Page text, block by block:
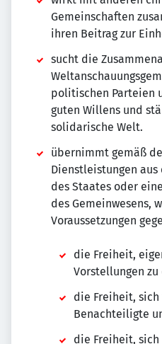
Gemeinschaften
ihren Beitrag zur
sucht die
politischen Parteien
guten Willens und
solidarische Welt.
übernimmt gemäß
Dienstleistungen
des Staates oder
des Gemeinwesens,
Voraussetzungen
die Freiheit,
Vorstellungen
die Freiheit, sich
Benachteiligte
die Freiheit,